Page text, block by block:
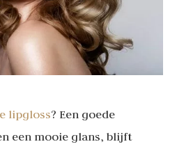
lipgloss? Een goede
een mooie glans, blijft